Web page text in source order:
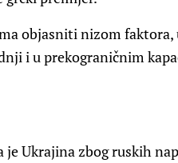
objasniti nizom
i u prekograničnim
Ukrajina zbog ruskih